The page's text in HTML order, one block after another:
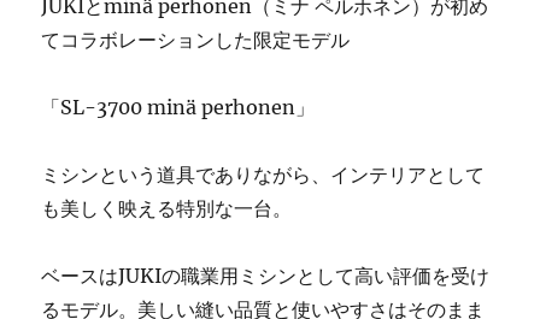
ン
理
専
門
店
シ
ン
JUKIとminä perhonen（ミナ ペルホネン）が初め
てコラボレーションした限定モデル
「SL-3700 minä perhonen」
ミシンという道具でありながら、インテリアとして
も美しく映える特別な一台。
ベースはJUKIの職業用ミシンとして高い評価を受け
るモデル。美しい縫い品質と使いやすさはそのまま